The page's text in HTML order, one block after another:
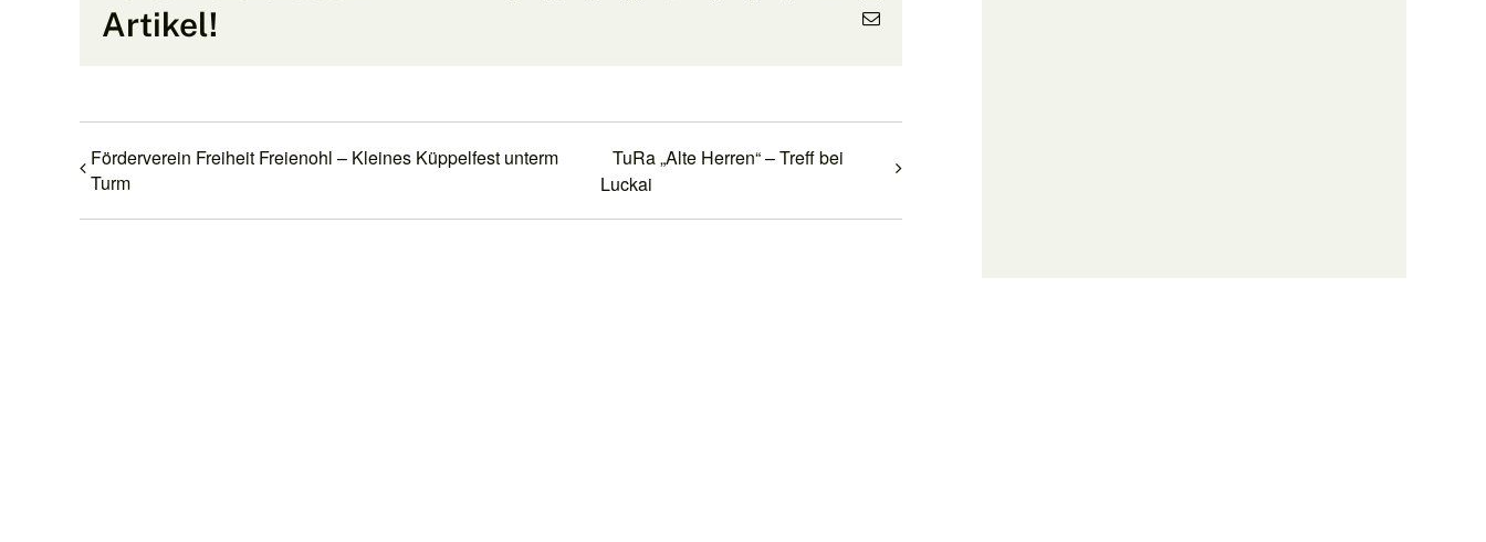
Artikel!
E-
Förderverein Freiheit Freienohl – Kleines Küppelfest unterm
Turm
TuRa „Alte Herren“ – Treff bei
Luckai